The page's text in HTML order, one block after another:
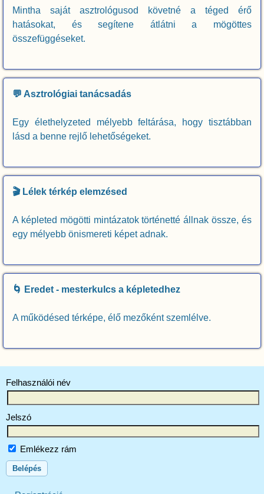
Mintha saját asztrológusod követné a téged érő
hatásokat, és segítene átlátni a mögöttes
összefüggéseket.
💬 Asztrológiai tanácsadás
Egy élethelyzeted mélyebb feltárása, hogy tisztábban
lásd a benne rejlő lehetőségeket.
🎬 Lélek térkép elemzésed
A képleted mögötti mintázatok történetté állnak össze, és
egy mélyebb önismereti képet adnak.
🌀 Eredet - mesterkulcs a képletedhez
A működésed térképe, élő mezőként szemlélve.
Felhasználói név
Jelszó
Emlékezz rám